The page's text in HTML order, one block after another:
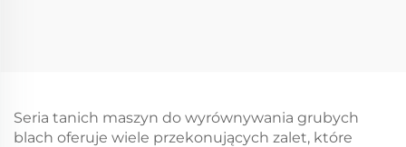
Seria tanich maszyn do wyrównywania grubych
blach oferuje wiele przekonujących zalet, które